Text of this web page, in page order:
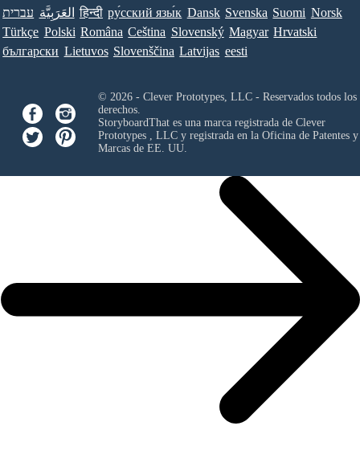
עברית العَرَبِيَّة हिन्दी ру́сский язы́к Dansk Svenska Suomi Norsk
Türkçe Polski Româna Ceština Slovenský Magyar Hrvatski
български Lietuvos Slovenščina Latvijas eesti
© 2026 - Clever Prototypes, LLC - Reservados todos los
derechos.
StoryboardThat es una marca registrada de Clever
Prototypes , LLCy registrada en la Oficina de Patentes y
Marcas de EE. UU.